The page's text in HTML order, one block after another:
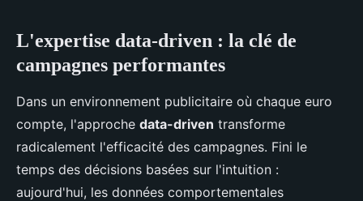
L'expertise data-driven : la clé de
campagnes performantes
Dans un environnement publicitaire où chaque euro
compte, l'approche data-driven transforme
radicalement l'efficacité des campagnes. Fini le
temps des décisions basées sur l'intuition :
aujourd'hui, les données comportementales